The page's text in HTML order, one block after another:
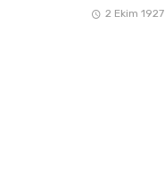
2 Ekim 1927